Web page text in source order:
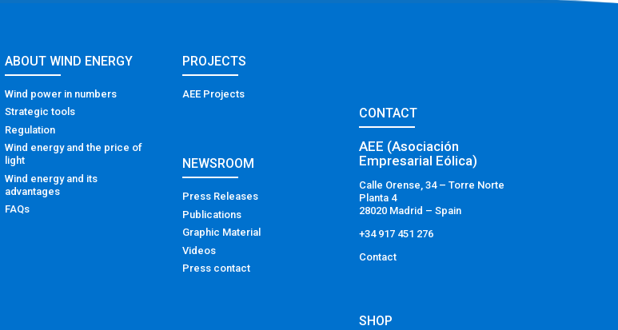
ABOUT WIND ENERGY
Wind power in numbers
Strategic tools
Regulation
Wind energy and the price of
light
Wind energy and its
advantages
FAQs
PROJECTS
AEE Projects
NEWSROOM
Press Releases
Publications
Graphic Material
Videos
Press contact
CONTACT
AEE (Asociación
Empresarial Eólica)
Calle Orense, 34 – Torre Norte
Planta 4
28020 Madrid – Spain
+34 917 451 276
Contact
SHOP